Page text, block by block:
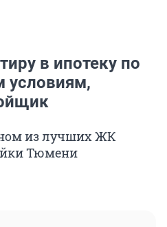
в ипотеку по
условиям,
из лучших ЖК
Тюмени